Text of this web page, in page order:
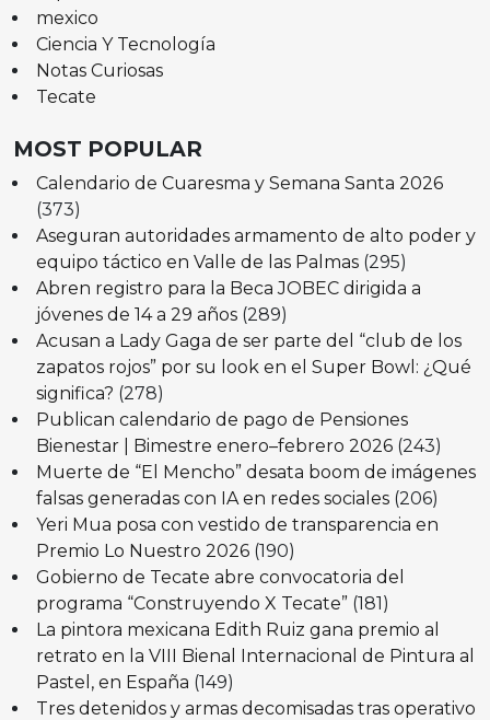
mexico
Ciencia Y Tecnología
Notas Curiosas
Tecate
MOST POPULAR
Calendario de Cuaresma y Semana Santa 2026
(373)
Aseguran autoridades armamento de alto poder y
equipo táctico en Valle de las Palmas (295)
Abren registro para la Beca JOBEC dirigida a
jóvenes de 14 a 29 años (289)
Acusan a Lady Gaga de ser parte del “club de los
zapatos rojos” por su look en el Super Bowl: ¿Qué
significa? (278)
Publican calendario de pago de Pensiones
Bienestar | Bimestre enero–febrero 2026 (243)
Muerte de “El Mencho” desata boom de imágenes
falsas generadas con IA en redes sociales (206)
Yeri Mua posa con vestido de transparencia en
Premio Lo Nuestro 2026 (190)
Gobierno de Tecate abre convocatoria del
programa “Construyendo X Tecate” (181)
La pintora mexicana Edith Ruiz gana premio al
retrato en la VIII Bienal Internacional de Pintura al
Pastel, en España (149)
Tres detenidos y armas decomisadas tras operativo